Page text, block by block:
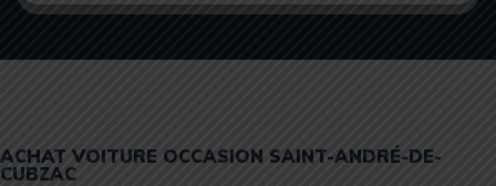
ACHAT VOITURE OCCASION SAINT-ANDRÉ-DE-
CUBZAC